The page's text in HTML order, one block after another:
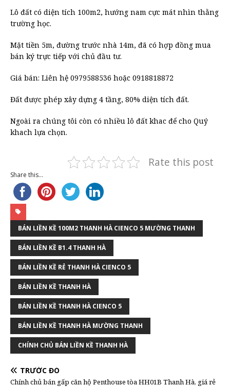
Lô đất có diện tích 100m2, hướng nam cực mát nhìn thằng
trường học.
Mặt tiền 5m, đường trước nhà 14m, đã có hợp đồng mua
bán ký trực tiếp với chủ đầu tư.
Giá bán: Liên hệ 0979588536 hoặc 0918818872
Đất được phép xây dựng 4 tầng, 80% diện tích đất.
Ngoài ra chúng tôi còn có nhiều lô đất khac để cho Quý
khach lựa chọn.
Rate this post
Share this...
BÁN LIỀN KỀ 100M2 THANH HÀ CIENCO 5 MƯỜNG THANH
BÁN LIỀN KỀ B1.4 THANH HÀ
BÁN LIỀN KỀ RẺ THANH HÀ CIENCO 5
BÁN LIỀN KỀ THANH HÀ
BÁN LIỀN KỀ THANH HÀ CIENCO 5
BÁN LIỀN KỀ THANH HÀ MƯỜNG THANH
CHÍNH CHỦ BÁN LIỀN KỀ THANH HÀ
TRƯỚC ĐÓ
Chính chủ bán gấp căn hộ Penthouse tòa HH01B Thanh Hà, giá rẻ